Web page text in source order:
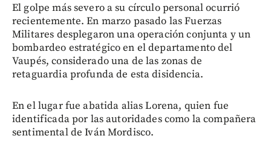
El golpe más severo a su círculo personal ocurrió
recientemente. En marzo pasado las Fuerzas
Militares desplegaron una operación conjunta y un
bombardeo estratégico en el departamento del
Vaupés, considerado una de las zonas de
retaguardia profunda de esta disidencia.
En el lugar fue abatida alias Lorena, quien fue
identificada por las autoridades como la compañera
sentimental de Iván Mordisco.